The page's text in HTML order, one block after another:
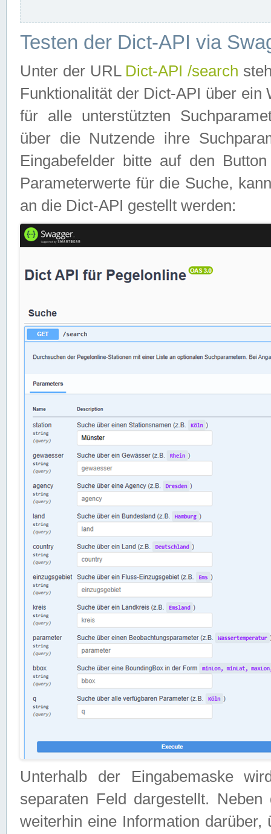
Testen der Dict-API via
Unter der URL Dict-API /search
Funktionalität der Dict-API über
für alle unterstützten
über die Nutzende ihre
Eingabefelder bitte auf den
Parameterwerte für die Suche,
an die Dict-API gestellt werden:
Unterhalb der Eingabemaske
separaten Feld dargestellt.
weiterhin eine Information